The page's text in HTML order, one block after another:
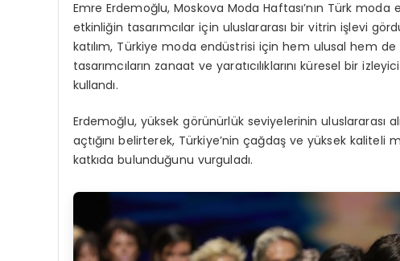
Emre Erdemoğlu, Moskova Moda Haftası’nın Türk
etkinliğin tasarımcılar için uluslararası bir vitrin işlevi
katılım, Türkiye moda endüstrisi için hem ulusal hem
tasarımcıların zanaat ve yaratıcılıklarını küresel bir
kullandı.
Erdemoğlu, yüksek görünürlük seviyelerinin uluslararası
açtığını belirterek, Türkiye’nin çağdaş ve yüksek
katkıda bulunduğunu vurguladı.